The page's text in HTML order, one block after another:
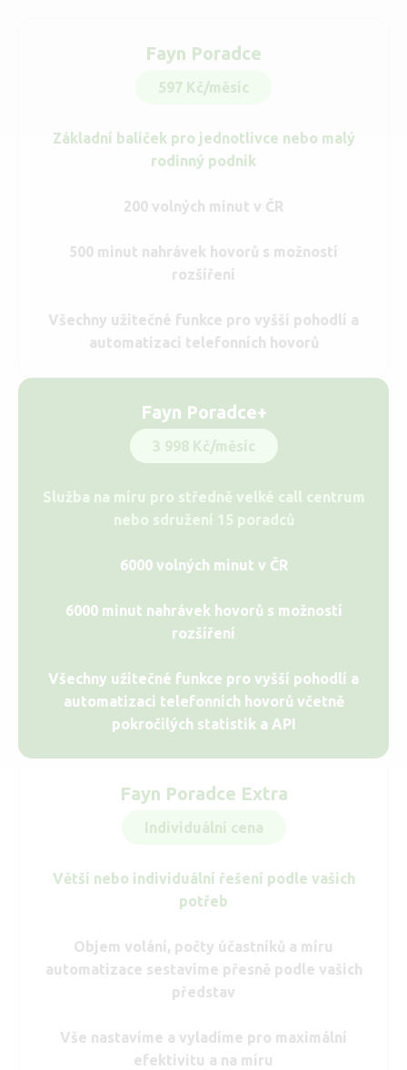
Fayn Poradce
597 Kč/měsíc
Základní balíček pro jednotlivce nebo malý
rodinný podnik
200 volných minut v ČR
500 minut nahrávek hovorů s možností
rozšíření
Všechny užitečné funkce pro vyšší pohodlí a
automatizaci telefonních hovorů
Fayn Poradce+
3 998 Kč/měsíc
Služba na míru pro středně velké call centrum
nebo sdružení 15 poradců
6000 volných minut v ČR
6000 minut nahrávek hovorů s možností
rozšíření
Všechny užitečné funkce pro vyšší pohodlí a
automatizaci telefonních hovorů včetně
pokročilých statistik a API
Fayn Poradce Extra
Individuální cena
Větší nebo individuální řešení podle vašich
potřeb
Objem volání, počty účastníků a míru
automatizace sestavíme přesně podle vašich
představ
Vše nastavíme a vyladíme pro maximální
efektivitu a na míru